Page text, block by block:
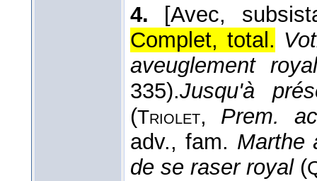
4.
[Avec,
Complet, total.
aveuglement
335).Jusqu'à
(Triolet, Prem.
adv., fam. Marthe
de se raser royal(